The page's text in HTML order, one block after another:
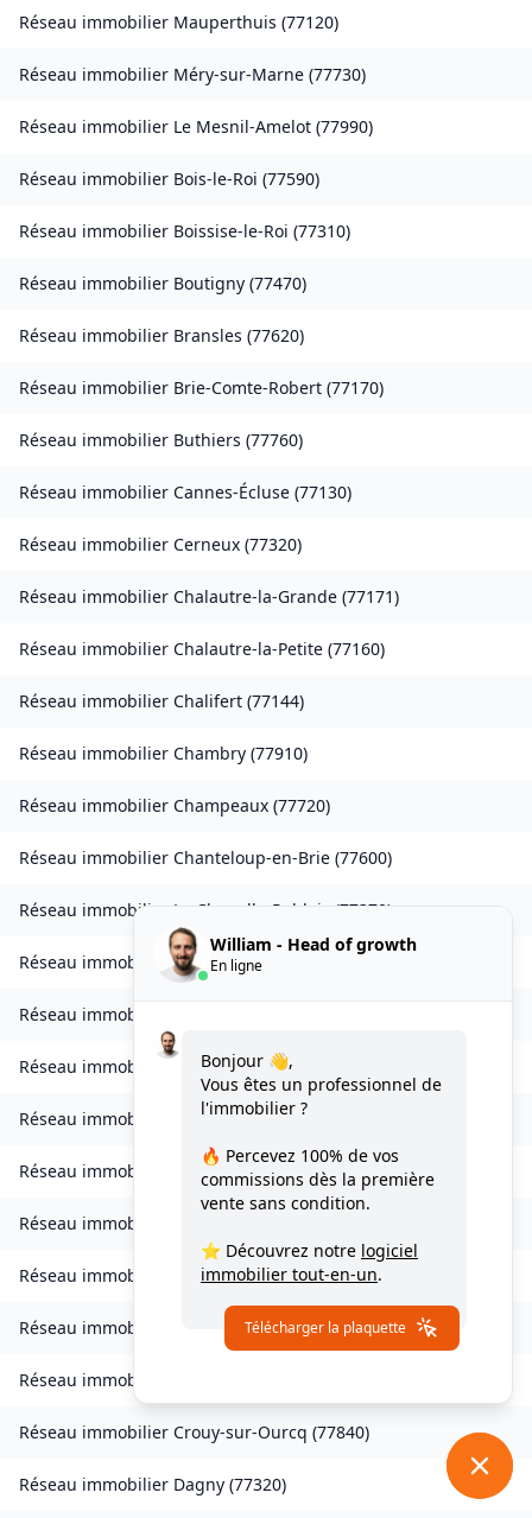
Réseau immobilier Mauperthuis (77120)
Réseau immobilier Méry-sur-Marne (77730)
Réseau immobilier Le Mesnil-Amelot (77990)
Réseau immobilier Bois-le-Roi (77590)
Réseau immobilier Boissise-le-Roi (77310)
Réseau immobilier Boutigny (77470)
Réseau immobilier Bransles (77620)
Réseau immobilier Brie-Comte-Robert (77170)
Réseau immobilier Buthiers (77760)
Réseau immobilier Cannes-Écluse (77130)
Réseau immobilier Cerneux (77320)
Réseau immobilier Chalautre-la-Grande (77171)
Réseau immobilier Chalautre-la-Petite (77160)
Réseau immobilier Chalifert (77144)
Réseau immobilier Chambry (77910)
Réseau immobilier Champeaux (77720)
Réseau immobilier Chanteloup-en-Brie (77600)
Réseau immobilier La Chapelle-Rablais (77370)
Réseau immobilierLes Chapelles-Bourbon
Réseau immobilier
Réseau immobilier Charny(77410)
Réseau immobilier Chessy(77700)
Réseau immobilier Combs-la-Ville(77380)
Réseau immobilier
Réseau immobilier Condé-Sainte-Libiaire(77450
Réseau immobilier Coupvray(77700)
Réseau immobilier
Réseau immobilier Crouy-sur-Ourcq (77840)
Réseau immobilier Dagny (77320)
William - Head of growth
En ligne
Bonjour 👋,
Vous êtes un professionnel de
l'immobilier ?
🔥 Percevez 100% de vos
commissions dès la première
vente sans condition.
⭐ Découvrez notre logiciel
immobilier tout-en-un.
Télécharger la plaquette